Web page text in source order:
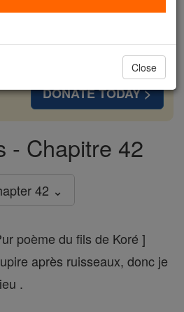
Be Catholic. Stand
DONATE TODAY >
- Chapitre 42
42 ⌄
poème du fils de Koré ]
après ruisseaux, donc je
.
Close